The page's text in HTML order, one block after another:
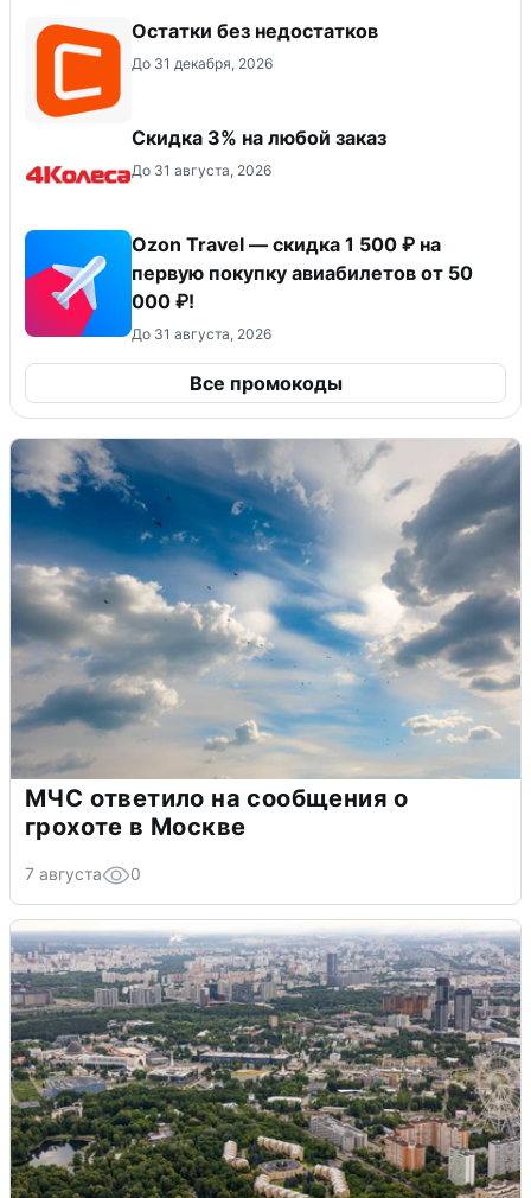
Остатки без недостатков
До 31 декабря, 2026
Скидка 3% на любой заказ
До 31 августа, 2026
Ozon Travel — скидка 1 500 ₽ на
первую покупку авиабилетов от 50
000 ₽!
До 31 августа, 2026
Все промокоды
МЧС ответило на сообщения о
грохоте в Москве
7 августа 0